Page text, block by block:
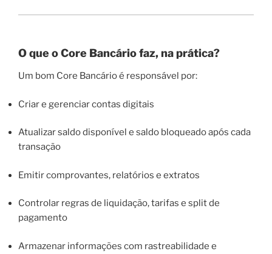
O que o Core Bancário faz, na prática?
Um bom Core Bancário é responsável por:
Criar e gerenciar contas digitais
Atualizar saldo disponível e saldo bloqueado após cada
transação
Emitir comprovantes, relatórios e extratos
Controlar regras de liquidação, tarifas e split de
pagamento
Armazenar informações com rastreabilidade e